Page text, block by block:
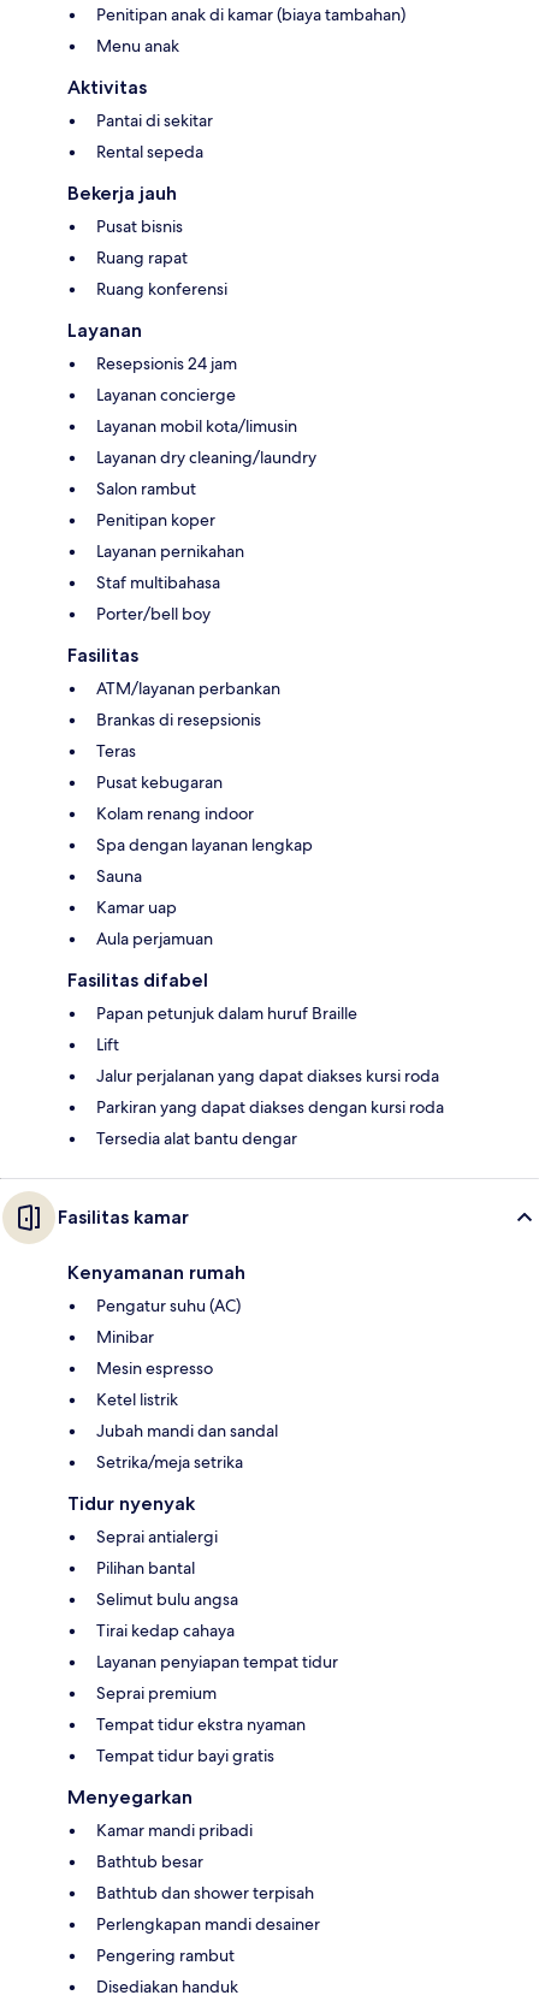
Penitipan anak di kamar (biaya tambahan)
Menu anak
Aktivitas
Pantai di sekitar
Rental sepeda
Bekerja jauh
Pusat bisnis
Ruang rapat
Ruang konferensi
Layanan
Resepsionis 24 jam
Layanan concierge
Layanan mobil kota/limusin
Layanan dry cleaning/laundry
Salon rambut
Penitipan koper
Layanan pernikahan
Staf multibahasa
Porter/bell boy
Fasilitas
ATM/layanan perbankan
Brankas di resepsionis
Teras
Pusat kebugaran
Kolam renang indoor
Spa dengan layanan lengkap
Sauna
Kamar uap
Aula perjamuan
Fasilitas difabel
Papan petunjuk dalam huruf Braille
Lift
Jalur perjalanan yang dapat diakses kursi roda
Parkiran yang dapat diakses dengan kursi roda
Tersedia alat bantu dengar
Fasilitas kamar
Kenyamanan rumah
Pengatur suhu (AC)
Minibar
Mesin espresso
Ketel listrik
Jubah mandi dan sandal
Setrika/meja setrika
Tidur nyenyak
Seprai antialergi
Pilihan bantal
Selimut bulu angsa
Tirai kedap cahaya
Layanan penyiapan tempat tidur
Seprai premium
Tempat tidur ekstra nyaman
Tempat tidur bayi gratis
Menyegarkan
Kamar mandi pribadi
Bathtub besar
Bathtub dan shower terpisah
Perlengkapan mandi desainer
Pengering rambut
Disediakan handuk